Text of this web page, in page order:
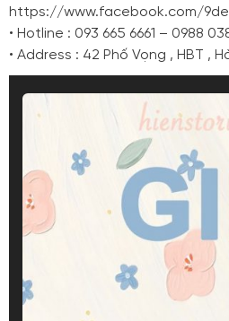
https://www.facebook.com/
• Hotline : 093 665 6661 – 0988
• Address : 42 Phố Vọng , HBT ,